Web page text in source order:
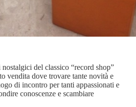
del classico “record shop”
vendita dove trovare tante novità e
di incontro per tanti appassionati e
conoscenze e scambiare